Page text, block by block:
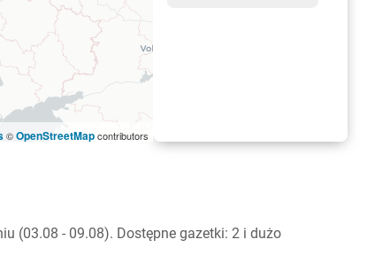
©OpenStreetMapcontributors
(03.08 - 09.08). Dostępne gazetki: 2 i dużo